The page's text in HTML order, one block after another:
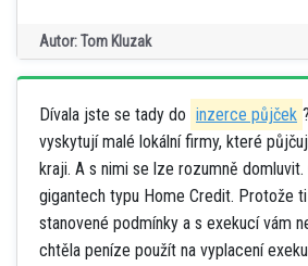
Autor: Tom Kluzak
Dívala jste se tady do inzerce půjček
vyskytují malé lokální firmy, které
kraji. A s nimi se lze rozumně domluvit.
gigantech typu Home Credit. Protože
stanovené podmínky a s exekucí vám
chtěla peníze použít na vyplacení